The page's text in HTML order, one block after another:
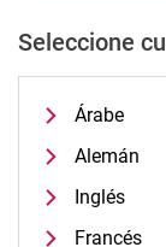
Seleccione
Árabe
Alemán
Inglés
Francés